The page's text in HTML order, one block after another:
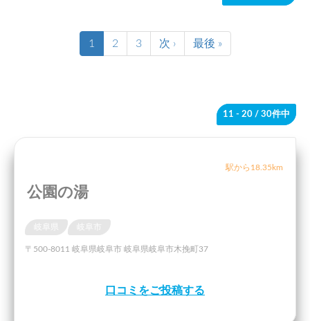
1 2 3 次 › 最後 »
11 - 20 / 30件中
駅から18.35km
公園の湯
岐阜県 岐阜市
〒500-8011 岐阜県岐阜市 岐阜県岐阜市木挽町37
口コミをご投稿する